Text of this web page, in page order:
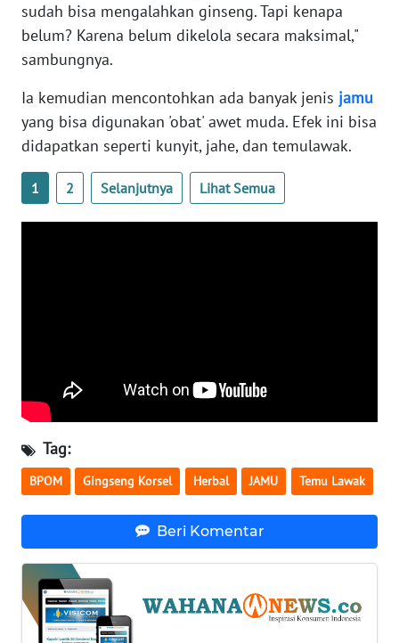
sudah bisa mengalahkan ginseng. Tapi kenapa
belum? Karena belum dikelola secara maksimal,"
sambungnya.
Ia kemudian mencontohkan ada banyak jenis jamu
yang bisa digunakan 'obat' awet muda. Efek ini bisa
didapatkan seperti kunyit, jahe, dan temulawak.
1 2 Selanjutnya Lihat Semua
Tag:
BPOM Gingseng Korsel Herbal JAMU Temu Lawak
Beri Komentar
KEPRI
WN
WN
PAPUA
BARAT
WN
RIAU
WN
SULTRA
WN
NTB
WN
SULBAR